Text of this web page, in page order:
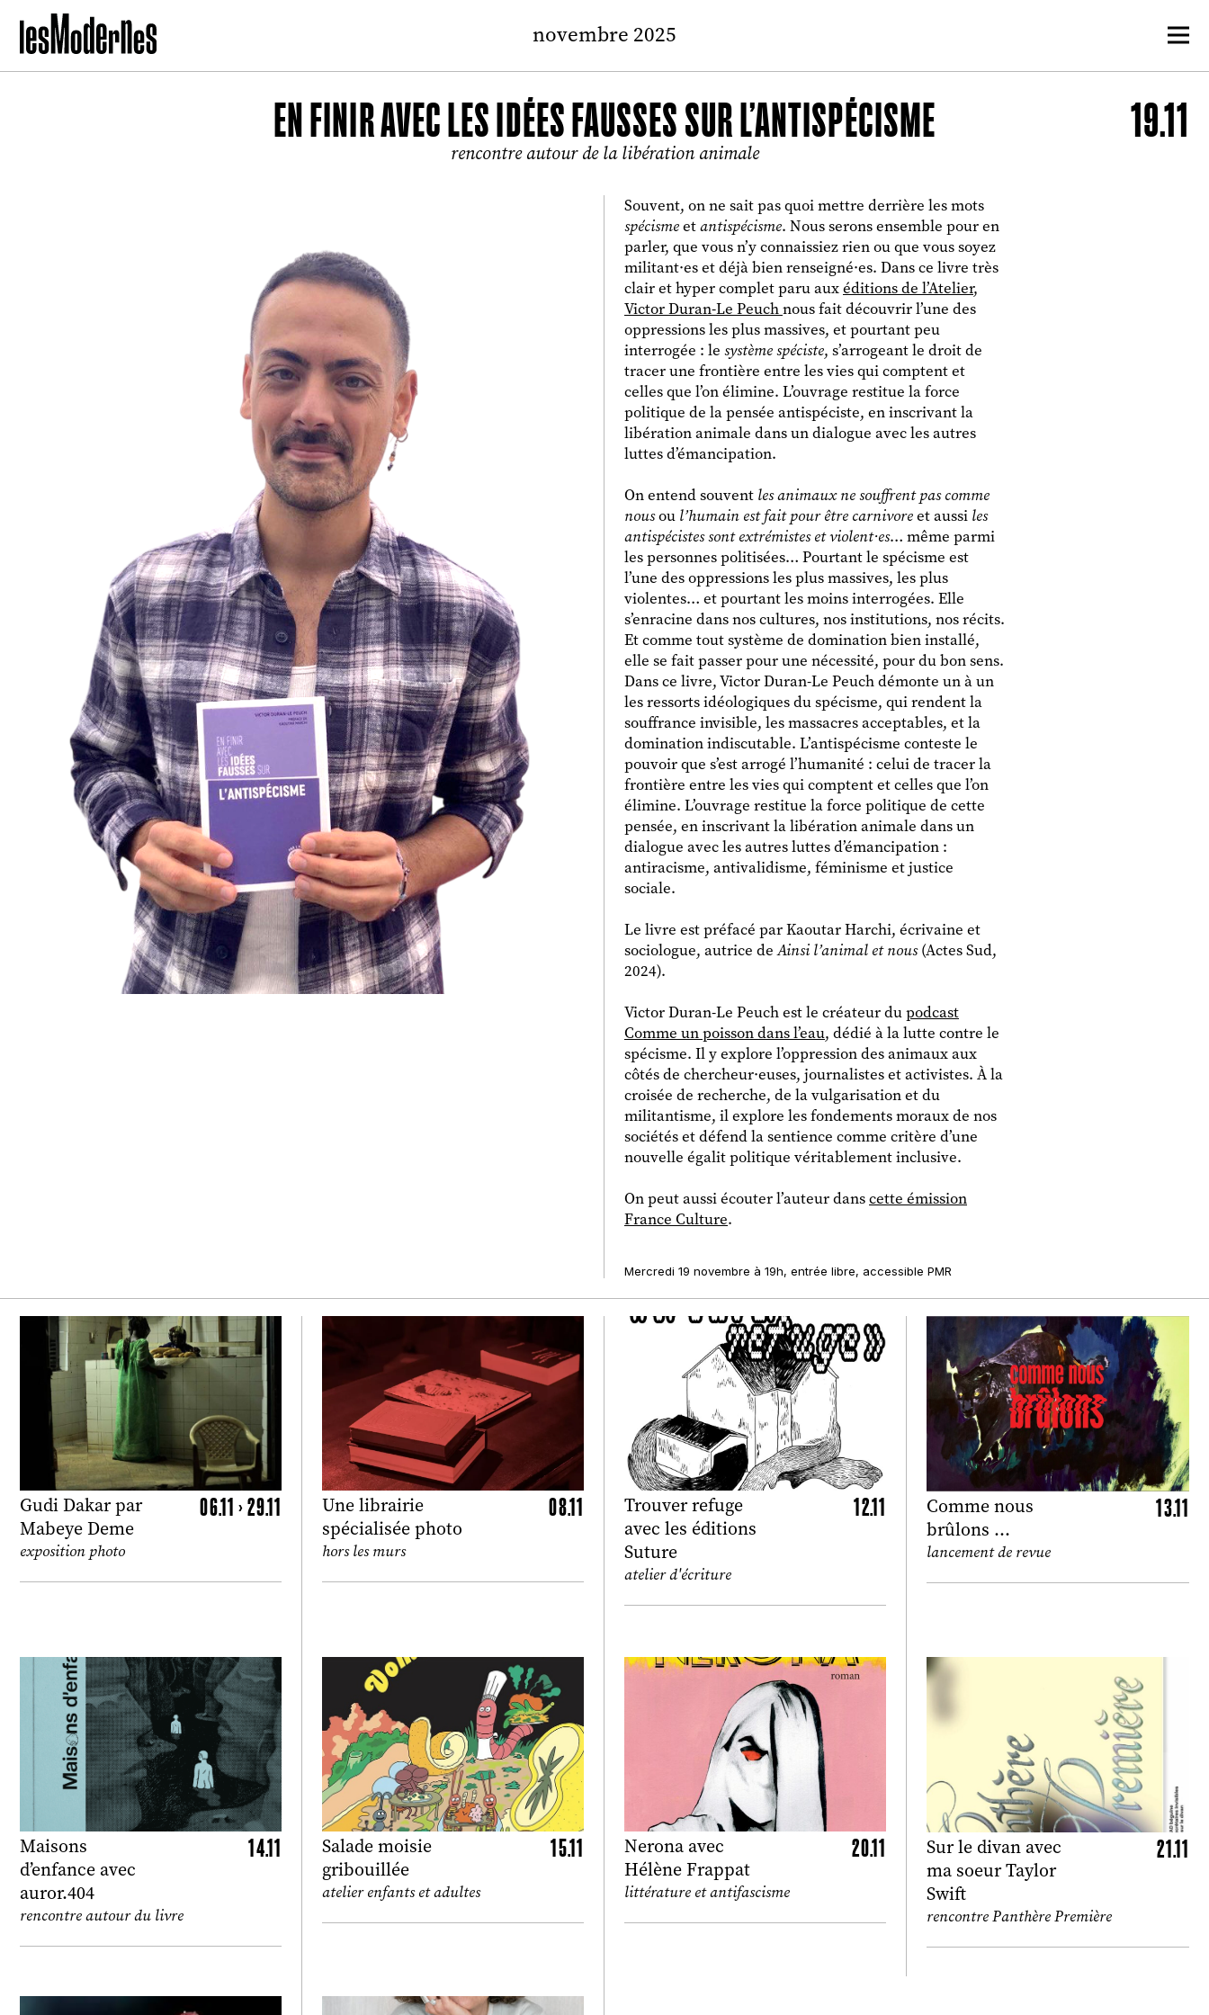
novembre 2025
EN FINIR AVEC LES IDÉES FAUSSES SUR L’ANTISPÉCISME 19.11
rencontre autour de la libération animale
Souvent, on ne sait pas quoi mettre derrière les mots
spécismeetantispécisme. Nous serons ensemble pour en
parler, que vous n’y connaissiez rien ou que vous soyez
militant·es et déjà bien renseigné·es. Dans ce livre très
clair et hyper complet paru auxéditions de l’Atelier,
Victor Duran-Le Peuchnous fait découvrir l’une des
oppressions les plus massives, et pourtant peu
interrogée : le système spéciste, s’arrogeant le droit de
tracer une frontière entre les vies qui comptent et
celles que l’on élimine. L’ouvrage restitue la force
politique de la pensée antispéciste, en inscrivant la
libération animale dans un dialogue avec les autres
luttes d’émancipation.
On entend souvent les animaux ne souffrent pas comme
nousou l’humain est fait pour être carnivoreet aussi les
antispécistes sont extrémistes et violent·es… même parmi
les personnes politisées… Pourtant le spécisme est
l’une des oppressions les plus massives, les plus
violentes… et pourtant les moins interrogées. Elle
s’enracine dans nos cultures, nos institutions, nos récits.
Et comme tout système de domination bien installé,
elle se fait passer pour une nécessité, pour du bon sens.
Dans ce livre, Victor Duran-Le Peuch démonte un à un
les ressorts idéologiques du spécisme, qui rendent la
souffrance invisible, les massacres acceptables, et la
domination indiscutable. L’antispécisme conteste le
pouvoir que s’est arrogé l’humanité : celui de tracer la
frontière entre les vies qui comptent et celles que l’on
élimine. L’ouvrage restitue la force politique de cette
pensée, en inscrivant la libération animale dans un
dialogue avec les autres luttes d’émancipation :
antiracisme, antivalidisme, féminisme et justice
sociale.
Le livre est préfacé par Kaoutar Harchi, écrivaine et
sociologue, autrice deAinsi l’animal et nous(Actes Sud,
2024).
Victor Duran-Le Peuch est le créateur dupodcast
Comme un poisson dans l’eau, dédié à la lutte contre le
spécisme. Il y explore l’oppression des animaux aux
côtés de chercheur·euses, journalistes et activistes. À la
croisée de recherche, de la vulgarisation et du
militantisme, il explore les fondements moraux de nos
sociétés et défend la sentience comme critère d’une
nouvelle égalit politique véritablement inclusive.
On peut aussi écouter l’auteur danscette émission
France Culture.
Mercredi 19 novembre à 19h, entrée libre, accessible PMR
Gudi Dakar par
Mabeye Deme
06.11 > 29.11
exposition photo
Une librairie
spécialisée photo
08.11
hors les murs
Trouver refuge
avec les éditions
Suture
12.11
atelier d'écriture
Comme nous
brûlons …
13.11
lancement de revue
Maisons
d’enfance avec
auror.404
14.11
rencontre autour du livre
Salade moisie
gribouillée
15.11
atelier enfants et adultes
Nerona avec
Hélène Frappat
20.11
littérature et antifascisme
Sur le divan avec
ma soeur Taylor
Swift
21.11
rencontre Panthère Première